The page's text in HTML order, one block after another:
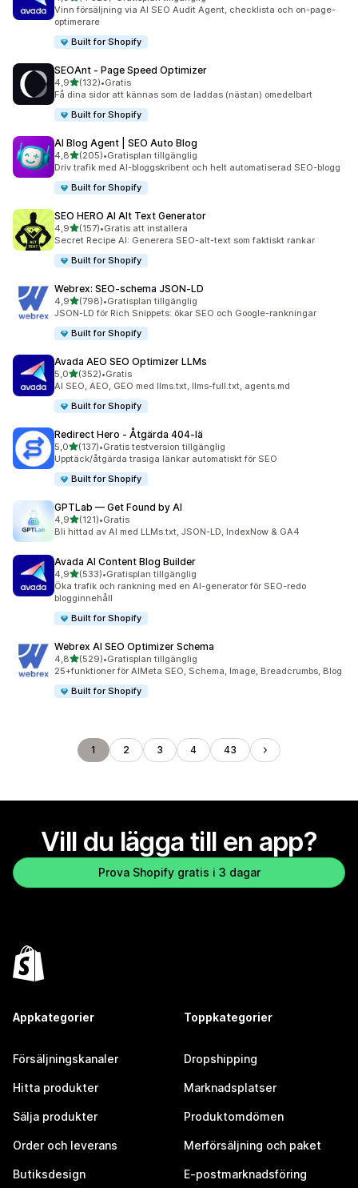
4329 recensioner totalt
Vinn försäljning via AI SEO Audit Agent, checklista och on-page-
optimerare
Built for Shopify
SEOAnt ‑ Page Speed Optimizer
4,9av 5 stjärnor
(132)
132 recensioner totalt
•Gratis
Få dina sidor att kännas som de laddas (nästan) omedelbart
Built for Shopify
AI Blog Agent | SEO Auto Blog
4,8av 5 stjärnor
(205)
205 recensioner totalt
•Gratisplan tillgänglig
Driv trafik med AI-bloggskribent och helt automatiserad SEO-blogg
Built for Shopify
SEO HERO AI Alt Text Generator
4,9av 5 stjärnor
(157)
157 recensioner totalt
•Gratis att installera
Secret Recipe AI: Generera SEO-alt-text som faktiskt rankar
Built for Shopify
Webrex: SEO‑schema JSON‑LD
4,9av 5 stjärnor
(798)
798 recensioner totalt
•Gratisplan tillgänglig
JSON-LD för Rich Snippets: ökar SEO och Google-rankningar
Built for Shopify
Avada AEO SEO Optimizer LLMs
5,0av 5 stjärnor
(352)
352 recensioner totalt
•Gratis
AI SEO, AEO, GEO med llms.txt, llms-full.txt, agents.md
Built for Shopify
Redirect Hero ‑ Åtgärda 404‑lä
5,0av 5 stjärnor
(137)
137 recensioner totalt
•Gratis testversion tillgänglig
Upptäck/åtgärda trasiga länkar automatiskt för SEO
Built for Shopify
GPTLab — Get Found by AI
4,9av 5 stjärnor
(121)
121 recensioner totalt
•Gratis
Bli hittad av AI med LLMs.txt, JSON-LD, IndexNow & GA4
Avada AI Content Blog Builder
4,9av 5 stjärnor
(533)
533 recensioner totalt
•Gratisplan tillgänglig
Öka trafik och rankning med en AI-generator för SEO-redo
blogginnehåll
Built for Shopify
Webrex AI SEO Optimizer Schema
4,8av 5 stjärnor
(529)
529 recensioner totalt
•Gratisplan tillgänglig
25+funktioner för AIMeta SEO, Schema, Image, Breadcrumbs, Blog
Built for Shopify
1 2 3 4 43
Vill du lägga till en app?
Prova Shopify gratis i 3 dagar
Appkategorier
Försäljningskanaler
Hitta produkter
Sälja produkter
Order och leverans
Butiksdesign
Toppkategorier
Dropshipping
Marknadsplatser
Produktomdömen
Merförsäljning och paket
E-postmarknadsföring